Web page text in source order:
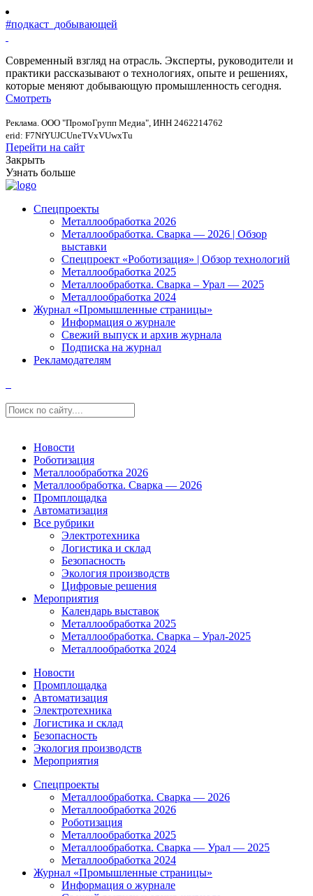
#подкаст_добывающей
Современный взгляд на отрасль. Эксперты, руководители и
практики рассказывают о технологиях, опыте и решениях,
которые меняют добывающую промышленность сегодня.
Смотреть
Реклама. ООО "ПромоГрупп Медиа", ИНН 2462214762
erid: F7NfYUJCUneTVxVUwxTu
Перейти на сайт
Закрыть
Узнать больше
Спецпроекты
Металлообработка 2026
Металлообработка. Сварка — 2026 | Обзор
выставки
Спецпроект «Роботизация» | Обзор технологий
Металлообработка 2025
Металлообработка. Сварка – Урал — 2025
Металлообработка 2024
Журнал «Промышленные страницы»
Информация о журнале
Свежий выпуск и архив журнала
Подписка на журнал
Рекламодателям
Новости
Роботизация
Металлообработка 2026
Металлообработка. Сварка — 2026
Промплощадка
Автоматизация
Все рубрики
Электротехника
Логистика и склад
Безопасность
Экология производств
Цифровые решения
Мероприятия
Календарь выставок
Металлообработка 2025
Металлообработка. Сварка – Урал-2025
Металлообработка 2024
Новости
Промплощадка
Автоматизация
Электротехника
Логистика и склад
Безопасность
Экология производств
Мероприятия
Спецпроекты
Металлообработка. Сварка — 2026
Металлообработка 2026
Роботизация
Металлообработка 2025
Металлообработка. Сварка — Урал — 2025
Металлообработка 2024
Журнал «Промышленные страницы»
Информация о журнале